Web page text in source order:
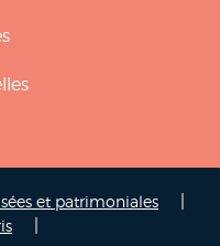
et patrimoniales